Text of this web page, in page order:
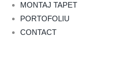
MONTAJ TAPET
PORTOFOLIU
CONTACT